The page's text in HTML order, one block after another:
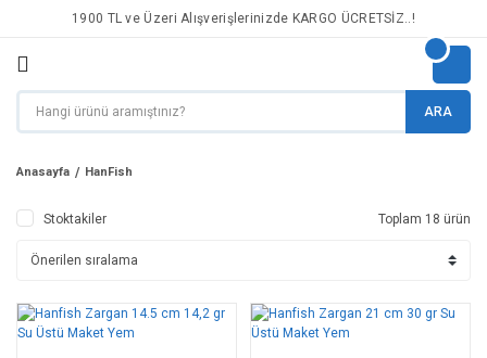
1900 TL ve Üzeri Alışverişlerinizde KARGO ÜCRETSİZ..!
ARA
Anasayfa HanFish
Stoktakiler Toplam 18 ürün